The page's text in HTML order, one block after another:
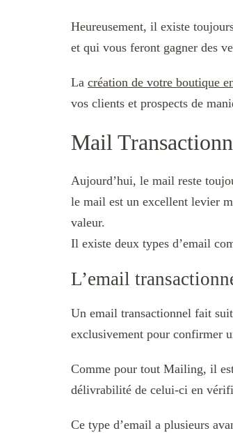
Heureusement, il existe
et qui vous feront gagner des
La création de votre boutique
vos clients et prospects de
Mail
Aujourd’hui, le mail reste
le mail est un excellent levier
valeur.
Il existe deux types d’email
L’email
Un email transactionnel fait
exclusivement pour confirmer
Comme pour tout Mailing, il
délivrabilité de celui-ci en
Ce type d’email a plusieurs